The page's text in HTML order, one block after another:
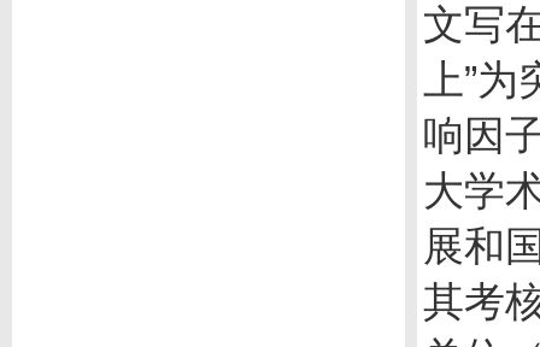
文写
上”
响因
大学
展和
其考